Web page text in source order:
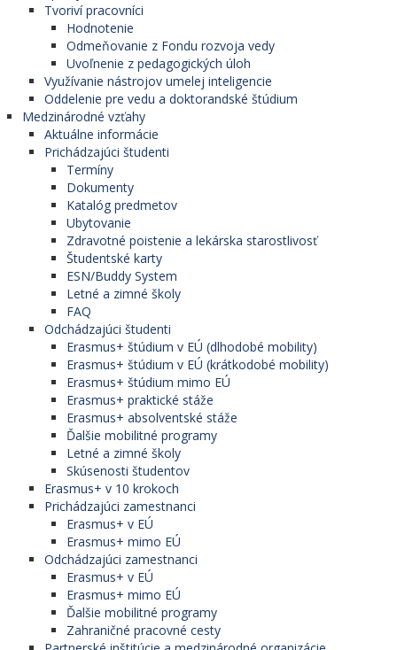
Tvoriví pracovníci
Hodnotenie
Odmeňovanie z Fondu rozvoja vedy
Uvoľnenie z pedagogických úloh
Využívanie nástrojov umelej inteligencie
Oddelenie pre vedu a doktorandské štúdium
Medzinárodné vzťahy
Aktuálne informácie
Prichádzajúci študenti
Termíny
Dokumenty
Katalóg predmetov
Ubytovanie
Zdravotné poistenie a lekárska starostlivosť
Študentské karty
ESN/Buddy System
Letné a zimné školy
FAQ
Odchádzajúci študenti
Erasmus+ štúdium v EÚ (dlhodobé mobility)
Erasmus+ štúdium v EÚ (krátkodobé mobility)
Erasmus+ štúdium mimo EÚ
Erasmus+ praktické stáže
Erasmus+ absolventské stáže
Ďalšie mobilitné programy
Letné a zimné školy
Skúsenosti študentov
Erasmus+ v 10 krokoch
Prichádzajúci zamestnanci
Erasmus+ v EÚ
Erasmus+ mimo EÚ
Odchádzajúci zamestnanci
Erasmus+ v EÚ
Erasmus+ mimo EÚ
Ďalšie mobilitné programy
Zahraničné pracovné cesty